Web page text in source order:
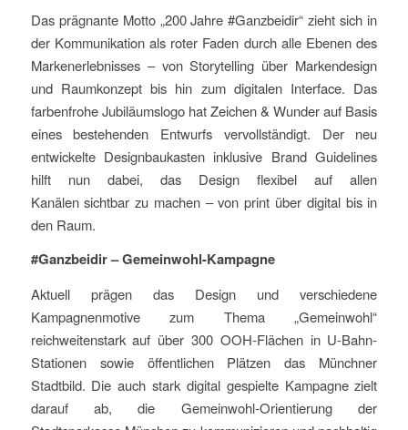
Das prägnante Motto „200 Jahre #Ganzbeidir“ zieht sich in
der Kommunikation als roter Faden durch alle Ebenen des
Markenerlebnisses – von Storytelling über Markendesign
und Raumkonzept bis hin zum digitalen Interface. Das
farbenfrohe Jubiläumslogo hat Zeichen & Wunder auf Basis
eines bestehenden Entwurfs vervollständigt. Der neu
entwickelte Designbaukasten inklusive Brand Guidelines
hilft nun dabei, das Design flexibel auf allen
Kanälen sichtbar zu machen – von print über digital bis in
den Raum.
#Ganzbeidir – Gemeinwohl-Kampagne
Aktuell prägen das Design und verschiedene
Kampagnenmotive zum Thema „Gemeinwohl“
reichweitenstark auf über 300 OOH-Flächen in U-Bahn-
Stationen sowie öffentlichen Plätzen das Münchner
Stadtbild. Die auch stark digital gespielte Kampagne zielt
darauf ab, die Gemeinwohl-Orientierung der